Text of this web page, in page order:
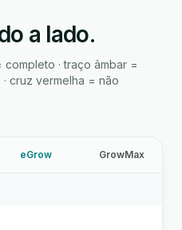
a lado.
· traço âmbar =
cruz vermelha = não
eGrow GrowMax